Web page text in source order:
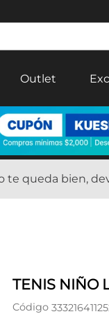
Outlet
te queda bien,
TENIS NIÑO
Código